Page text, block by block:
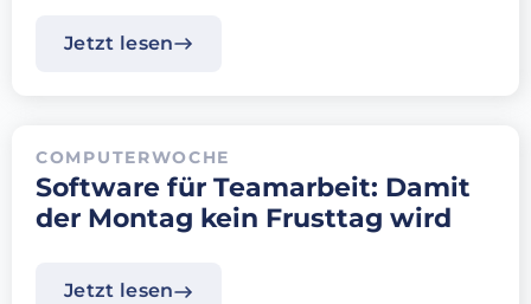
Jetzt lesen
COMPUTERWOCHE
Software für Teamarbeit: Damit
der Montag kein Frusttag wird
Jetzt lesen